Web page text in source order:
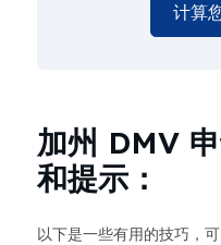
计算
加州 DMV
和提示：
以下是一些有用的技巧，